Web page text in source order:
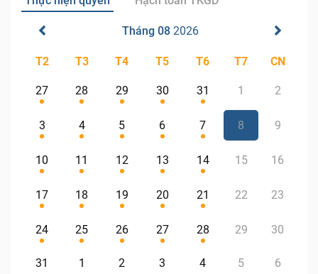
Tháng 08 2026
T2 T3 T4 T5 T6 T7 CN
27 28 29 30 31 1 2
3 4 5 6 7 8 9
10 11 12 13 14 15 16
17 18 19 20 21 22 23
24 25 26 27 28 29 30
31 1 2 3 4 5 6